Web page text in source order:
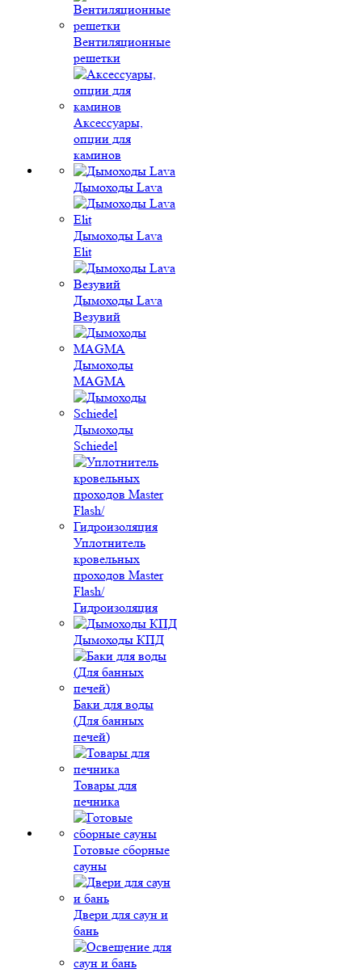
Вентиляционные
решетки
Аксессуары,
опции для
каминов
Дымоходы Lava
Дымоходы Lava
Elit
Дымоходы Lava
Везувий
Дымоходы
MAGMA
Дымоходы
Schiedel
Уплотнитель
кровельных
проходов Master
Flash/
Гидроизоляция
Дымоходы КПД
Баки для воды
(Для банных
печей)
Товары для
печника
Готовые сборные
сауны
Двери для саун и
бань